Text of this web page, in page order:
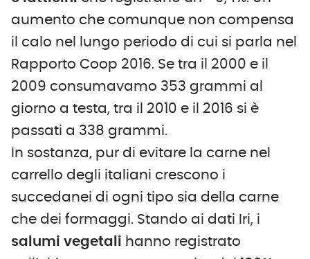
aumento che comunque non compensa
il calo nel lungo periodo di cui si parla nel
Rapporto Coop 2016. Se tra il 2000 e il
2009 consumavamo 353 grammi al
giorno a testa, tra il 2010 e il 2016 si è
passati a 338 grammi.
In sostanza, pur di evitare la carne nel
carrello degli italiani crescono i
succedanei di ogni tipo sia della carne
che dei formaggi. Stando ai dati Iri, i
salumi vegetali hanno registrato